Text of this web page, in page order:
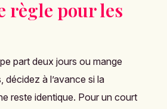
règle pour les
part deux jours ou mange
décidez à l’avance si la
reste identique. Pour un court